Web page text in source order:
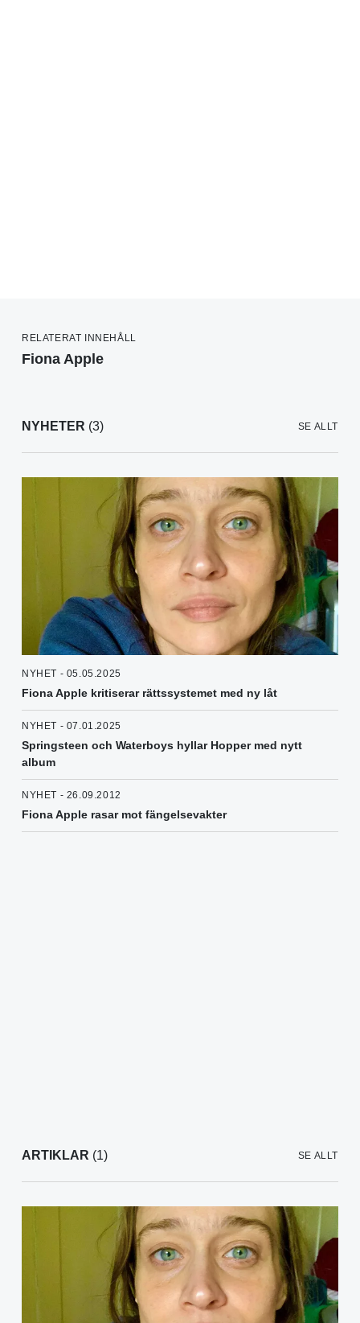
RELATERAT INNEHÅLL
Fiona Apple
NYHETER (3) SE ALLT
NYHET - 05.05.2025
Fiona Apple kritiserar rättssystemet med ny låt
NYHET - 07.01.2025
Springsteen och Waterboys hyllar Hopper med nytt
album
NYHET - 26.09.2012
Fiona Apple rasar mot fängelsevakter
ARTIKLAR (1) SE ALLT